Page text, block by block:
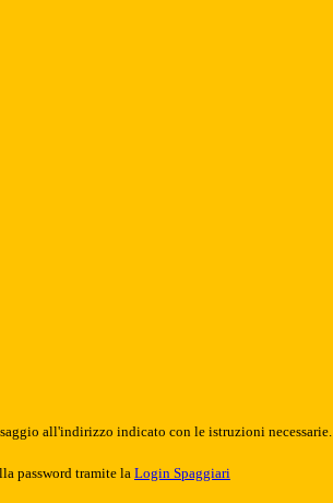
all'indirizzo indicato con le istruzioni necessarie.
password tramite la Login Spaggiari